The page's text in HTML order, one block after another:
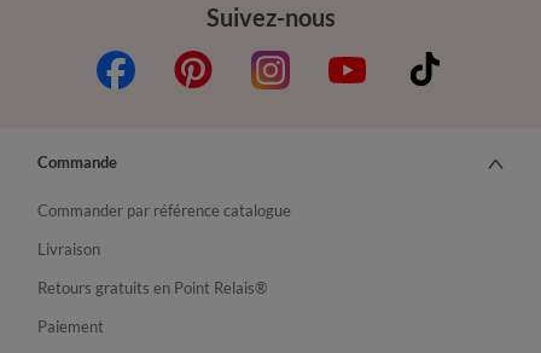
Suivez-nous
Commande
Commander par référence catalogue
Livraison
Retours gratuits en Point Relais®
Paiement